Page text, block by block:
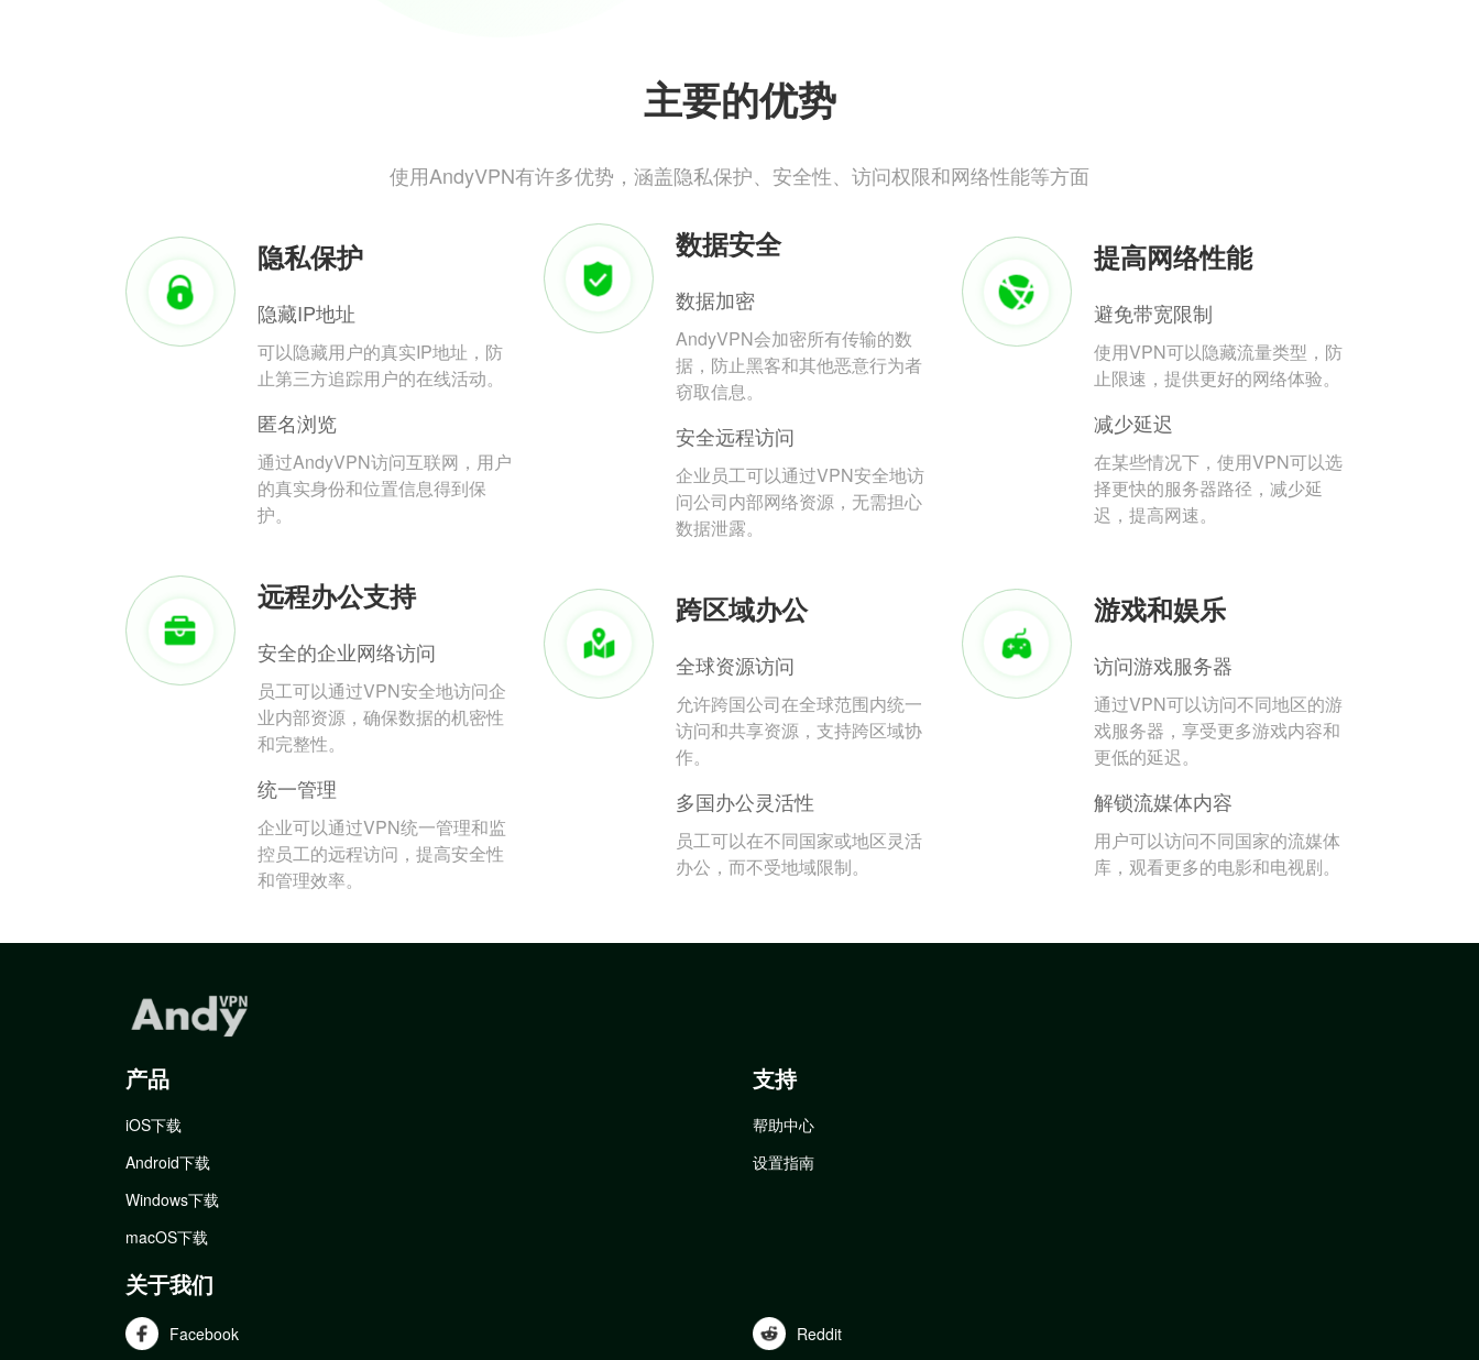
主要的优势
使用AndyVPN有许多优势，涵盖隐私保护、安全性、访问权限和网络性能等方面
隐私保护
隐藏IP地址
可以隐藏用户的真实IP地址，防
止第三方追踪用户的在线活动。
匿名浏览
通过AndyVPN访问互联网，用户
的真实身份和位置信息得到保
护。
数据安全
数据加密
AndyVPN会加密所有传输的数
据，防止黑客和其他恶意行为者
窃取信息。
安全远程访问
企业员工可以通过VPN安全地访
问公司内部网络资源，无需担心
数据泄露。
提高网络性能
避免带宽限制
使用VPN可以隐藏流量类型，防
止限速，提供更好的网络体验。
减少延迟
在某些情况下，使用VPN可以选
择更快的服务器路径，减少延
迟，提高网速。
远程办公支持
安全的企业网络访问
员工可以通过VPN安全地访问企
业内部资源，确保数据的机密性
和完整性。
统一管理
企业可以通过VPN统一管理和监
控员工的远程访问，提高安全性
和管理效率。
跨区域办公
全球资源访问
允许跨国公司在全球范围内统一
访问和共享资源，支持跨区域协
作。
多国办公灵活性
员工可以在不同国家或地区灵活
办公，而不受地域限制。
游戏和娱乐
访问游戏服务器
通过VPN可以访问不同地区的游
戏服务器，享受更多游戏内容和
更低的延迟。
解锁流媒体内容
用户可以访问不同国家的流媒体
库，观看更多的电影和电视剧。
产品
iOS下载
Android下载
Windows下载
macOS下载
支持
帮助中心
设置指南
关于我们
Facebook Reddit